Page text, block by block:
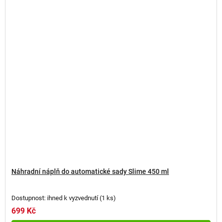
Náhradní náplň do automatické sady Slime 450 ml
Dostupnost: ihned k vyzvednutí(1 ks)
699 Kč